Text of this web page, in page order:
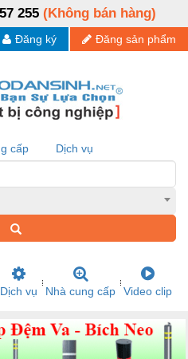
255 (Không bán hàng)
Đăng sản phẩm
Đăng ký
cấp Dịch vụ
Dịch vụ Nhà cung cấp Video clip